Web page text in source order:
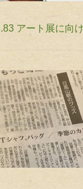
アート展に向